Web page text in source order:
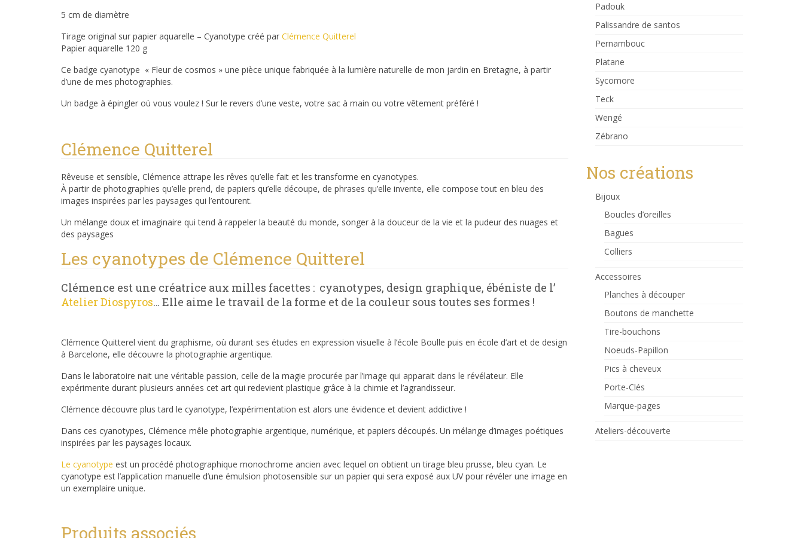
5 cm de diamètre
Tirage original sur papier aquarelle – Cyanotype créé par Clémence Quitterel
Papier aquarelle 120 g
Ce badge cyanotype « Fleur de cosmos » une pièce unique fabriquée à la lumière naturelle de mon jardin en Bretagne, à partir
d’une de mes photographies.
Un badge à épingler où vous voulez ! Sur le revers d’une veste, votre sac à main ou votre vêtement préféré !
Clémence Quitterel
Rêveuse et sensible, Clémence attrape les rêves qu’elle fait et les transforme en cyanotypes.
À partir de photographies qu’elle prend, de papiers qu’elle découpe, de phrases qu’elle invente, elle compose tout en bleu des
images inspirées par les paysages qui l’entourent.
Un mélange doux et imaginaire qui tend à rappeler la beauté du monde, songer à la douceur de la vie et la pudeur des nuages et
des paysages
Les cyanotypes de Clémence Quitterel
Clémence est une créatrice aux milles facettes : cyanotypes, design graphique, ébéniste de l’
Atelier Diospyros… Elle aime le travail de la forme et de la couleur sous toutes ses formes !
Clémence Quitterel vient du graphisme, où durant ses études en expression visuelle à l’école Boulle puis en école d’art et de design
à Barcelone, elle découvre la photographie argentique.
Dans le laboratoire nait une véritable passion, celle de la magie procurée par l’image qui apparait dans le révélateur. Elle
expérimente durant plusieurs années cet art qui redevient plastique grâce à la chimie et l’agrandisseur.
Clémence découvre plus tard le cyanotype, l’expérimentation est alors une évidence et devient addictive !
Dans ces cyanotypes, Clémence mêle photographie argentique, numérique, et papiers découpés. Un mélange d’images poétiques
inspirées par les paysages locaux.
Le cyanotype est un procédé photographique monochrome ancien avec lequel on obtient un tirage bleu prusse, bleu cyan. Le
cyanotype est l’application manuelle d’une émulsion photosensible sur un papier qui sera exposé aux UV pour révéler une image en
un exemplaire unique.
Produits associés
Padouk
Palissandre de santos
Pernambouc
Platane
Sycomore
Teck
Wengé
Zébrano
Nos créations
Bijoux
Boucles d’oreilles
Bagues
Colliers
Accessoires
Planches à découper
Boutons de manchette
Tire-bouchons
Noeuds-Papillon
Pics à cheveux
Porte-Clés
Marque-pages
Ateliers-découverte